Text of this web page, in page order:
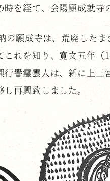
を経て、会陽願成就寺
の願成寺は、荒廃した
れを知り、寛文五年
譽霊雲人は、新に上三
再興致しました。